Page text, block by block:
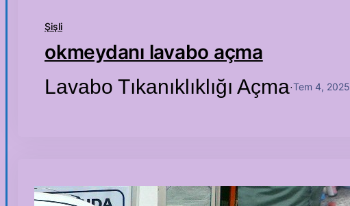
Şişli
okmeydanı lavabo açma
Lavabo Tıkanıklıklığı Açma·Tem 4, 2025